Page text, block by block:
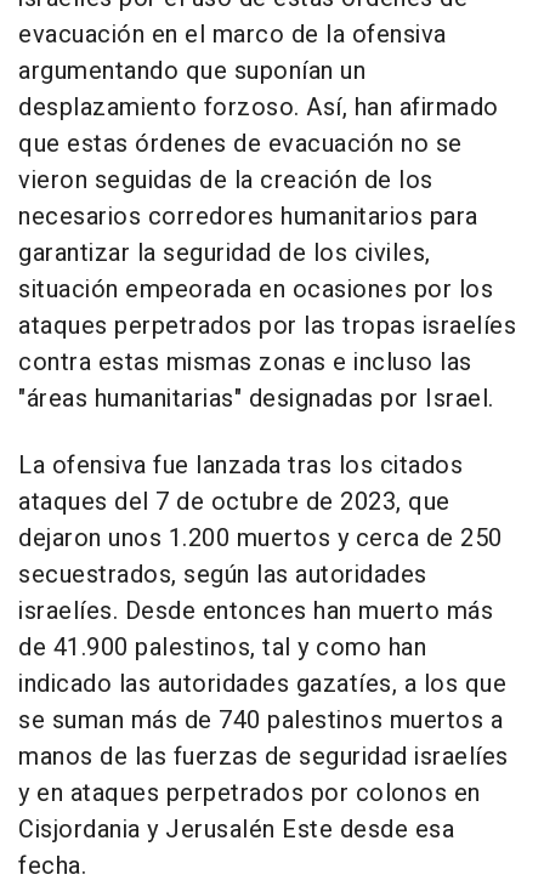
evacuación en el marco de la ofensiva
argumentando que suponían un
desplazamiento forzoso. Así, han afirmado
que estas órdenes de evacuación no se
vieron seguidas de la creación de los
necesarios corredores humanitarios para
garantizar la seguridad de los civiles,
situación empeorada en ocasiones por los
ataques perpetrados por las tropas israelíes
contra estas mismas zonas e incluso las
"áreas humanitarias" designadas por Israel.
La ofensiva fue lanzada tras los citados
ataques del 7 de octubre de 2023, que
dejaron unos 1.200 muertos y cerca de 250
secuestrados, según las autoridades
israelíes. Desde entonces han muerto más
de 41.900 palestinos, tal y como han
indicado las autoridades gazatíes, a los que
se suman más de 740 palestinos muertos a
manos de las fuerzas de seguridad israelíes
y en ataques perpetrados por colonos en
Cisjordania y Jerusalén Este desde esa
fecha.